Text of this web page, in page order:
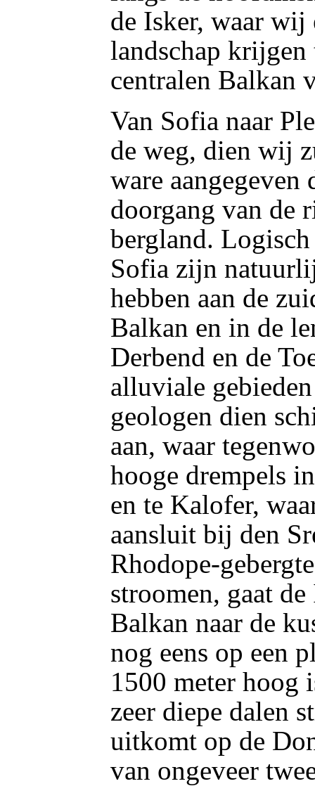
de Isker, waar wij
landschap krijgen
centralen Balkan
Van Sofia naar
de weg, dien wij
ware aangegeven
doorgang van de
bergland.
Sofia zijn
hebben aan de
Balkan en in de
Derbend en de
alluviale
geologen dien
aan, waar
hooge drempels
en te Kalofer,
aansluit bij den
Rhodope-
stroomen, gaat
Balkan naar de
nog eens op een
1500 meter hoog
zeer diepe dalen
uitkomt op de
van ongeveer